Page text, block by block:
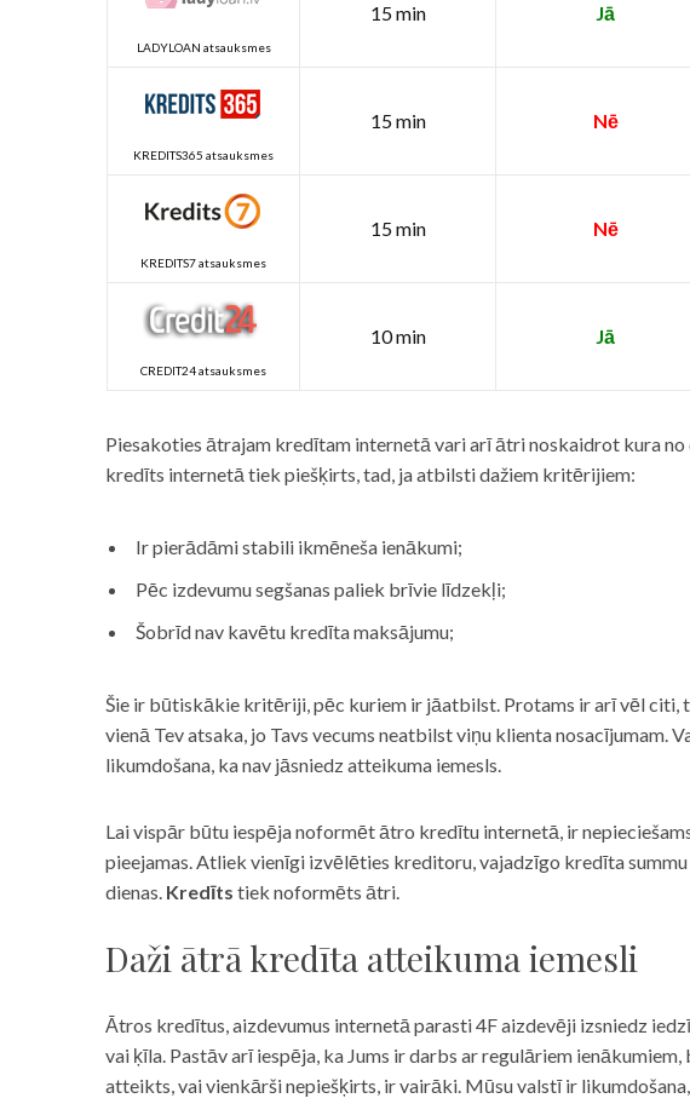
LADYLOAN atsauksmes
15 min Jā
KREDITS365 atsauksmes
15 min Nē
KREDITS7 atsauksmes
15 min Nē
CREDIT24 atsauksmes
10 min Jā
Piesakoties ātrajam kredītam internetā vari arī ātri noskaidrot kura
kredīts internetā tiek piešķirts, tad, ja atbilsti dažiem kritērijiem:
Ir pierādāmi stabili ikmēneša ienākumi;
Pēc izdevumu segšanas paliek brīvie līdzekļi;
Šobrīd nav kavētu kredīta maksājumu;
Šie ir būtiskākie kritēriji, pēc kuriem ir jāatbilst. Protams ir arī vēl citi,
vienā Tev atsaka, jo Tavs vecums neatbilst viņu klienta
likumdošana, ka nav jāsniedz atteikuma iemesls.
Lai vispār būtu iespēja noformēt ātro kredītu internetā, ir
pieejamas. Atliek vienīgi izvēlēties kreditoru, vajadzīgo kredīta
dienas. Kredīts tiek noformēts ātri.
Daži ātrā kredīta atteikuma iemesli
Ātros kredītus, aizdevumus internetā parasti 4F aizdevēji izsniedz
vai ķīla. Pastāv arī iespēja, ka Jums ir darbs ar regulāriem
atteikts, vai vienkārši nepiešķirts, ir vairāki. Mūsu valstī ir